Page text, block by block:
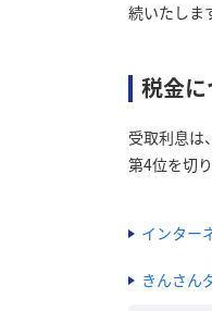
続いたしま
税金に
受取利息は
第4位を切
インター
きんさん